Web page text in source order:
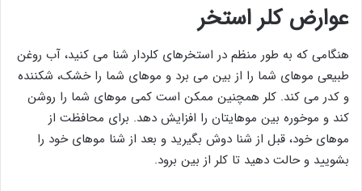
عوارض کلر استخر
هنگامی که به طور منظم در استخرهای کلردار شنا می کنید، آب روغن
طبیعی موهای شما را از بین می برد و موهای شما را خشک، شکننده
و کدر می کند. کلر همچنین ممکن است کمی موهای شما را روشن
کند و موخوره بین موهایتان را افزایش دهد. برای محافظت از
موهای خود، قبل از شنا دوش بگیرید و بعد از شنا موهای خود را
بشویید و حالت دهید تا کلر از بین برود.